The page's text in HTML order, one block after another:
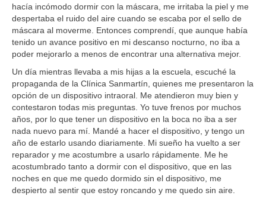
hacía incómodo dormir con la máscara, me irritaba la piel y me
despertaba el ruido del aire cuando se escaba por el sello de
máscara al moverme. Entonces comprendí, que aunque había
tenido un avance positivo en mi descanso nocturno, no iba a
poder mejorarlo a menos de encontrar una alternativa mejor.
Un día mientras llevaba a mis hijas a la escuela, escuché la
propaganda de la Clínica Sanmartín, quienes me presentaron la
opción de un dispositivo intraoral. Me atendieron muy bien y
contestaron todas mis preguntas. Yo tuve frenos por muchos
años, por lo que tener un dispositivo en la boca no iba a ser
nada nuevo para mí. Mandé a hacer el dispositivo, y tengo un
año de estarlo usando diariamente. Mi sueño ha vuelto a ser
reparador y me acostumbre a usarlo rápidamente. Me he
acostumbrado tanto a dormir con el dispositivo, que en las
noches en que me quedo dormido sin el dispositivo, me
despierto al sentir que estoy roncando y me quedo sin aire.